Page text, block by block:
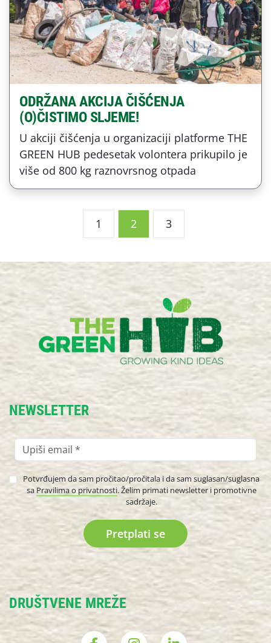
ODRŽANA AKCIJA ČIŠĆENJA
(O)ČISTIMO SLJEME!
U akciji čišćenja u organizaciji platforme THE
GREEN HUB pedesetak volontera prikupilo je
više od 800 kg raznovrsnog otpada
1 2 3
NEWSLETTER
Potvrđujem da sam pročitao/pročitala i da sam suglasan/suglasna
sa Pravilima o privatnosti. Želim primati newsletter i promotivne
sadržaje.
DRUŠTVENE MREŽE